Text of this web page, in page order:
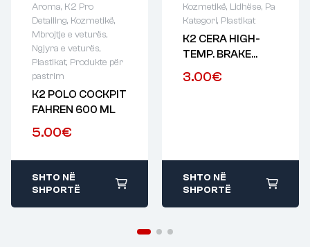
Aroma, K2 Pro
Detailing, Kozmetikë,
Mbrojtje e veturës,
Ngjyra e veturës,
Plastikat, Produkte për
pastrim
K2 POLO COCKPIT
FAHREN 600 ML
5.00€
SHTO NË
SHPORTË
Kozmetikë, Lidhëse, Pa
Kategori, Plastikat
K2 CERA HIGH-
TEMP. BRAKE
GREASE 100ML
3.00€
SHTO NË
SHPORTË